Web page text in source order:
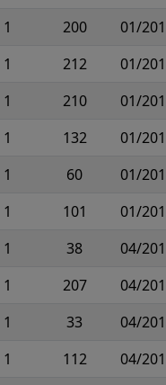
1 200
01/
1 212
01/
1 210
01/
1 132
01/
1 60
01/
1 101
01/
1 38
04/
1 207
04/
1 33
04/
1 112 04/